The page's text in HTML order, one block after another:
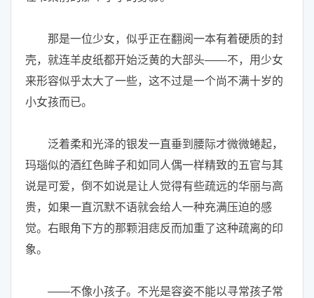
那是一位少女，似乎正在翻阅一本有着硬质的封
壳，就连羊皮纸都开始泛黄的大部头——不，用少女
来形容似乎太大了一些，这不过是一个尚不满十岁的
小女孩而已。
泛着柔和光泽的银发一直垂到腰际才微微蜷起，
玛瑙似的酒红色眸子和如同人偶一样精致的五官与其
说是可爱，倒不如说是让人觉得有些疏远的华丽与高
贵，如果一直沉默不语就会给人一种充满压迫的感
觉。右眼角下方的那颗泪痣反而加重了这种疏离的印
象。
——不像小孩子。不光是容姿不能以寻常孩子常